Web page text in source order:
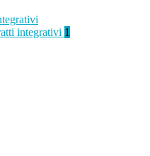
integrativi 1